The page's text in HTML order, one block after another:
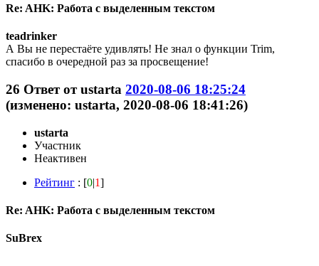
Re: AHK: Работа с выделенным текстом
teadrinker
А Вы не перестаёте удивлять! Не знал о функции Trim,
спасибо в очередной раз за просвещение!
26 Ответ отustarta 2020-08-06 18:25:24
(изменено: ustarta, 2020-08-06 18:41:26)
ustarta
Участник
Неактивен
Рейтинг : [0|1]
Re: AHK: Работа с выделенным текстом
SuBrex